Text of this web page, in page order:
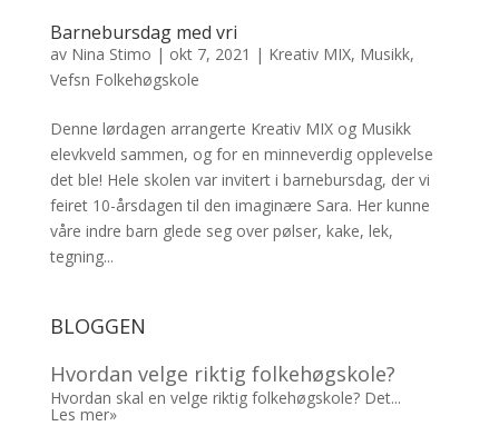
Barnebursdag med vri
av Nina Stimo | okt 7, 2021 | Kreativ MIX, Musikk,
Vefsn Folkehøgskole
Denne lørdagen arrangerte Kreativ MIX og Musikk
elevkveld sammen, og for en minneverdig opplevelse
det ble! Hele skolen var invitert i barnebursdag, der vi
feiret 10-årsdagen til den imaginære Sara. Her kunne
våre indre barn glede seg over pølser, kake, lek,
tegning...
BLOGGEN
Hvordan velge riktig folkehøgskole?
Hvordan skal en velge riktig folkehøgskole? Det...
Les mer»